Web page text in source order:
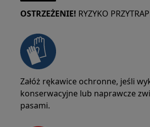
OSTRZEŻENIE! RYZYKO
Załóż rękawice ochronne, jeśli
konserwacyjne lub naprawcze
pasami.